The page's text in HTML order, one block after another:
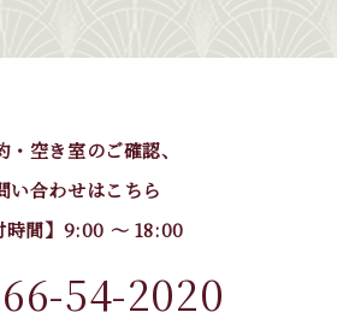
・空き室のご確認、
い合わせはこちら
時間】9:00 〜 18:00
54-2020